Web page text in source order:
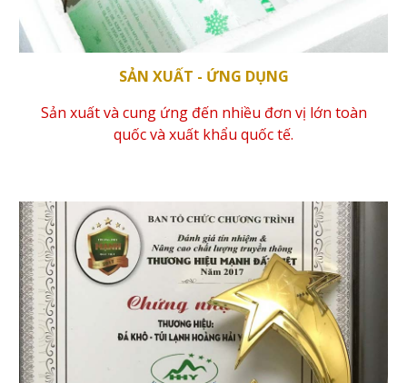
SẢN XUẤT - ỨNG DỤNG
Sản xuất và cung ứng đến nhiều đơn vị lớn toàn
quốc và xuất khẩu quốc tế.